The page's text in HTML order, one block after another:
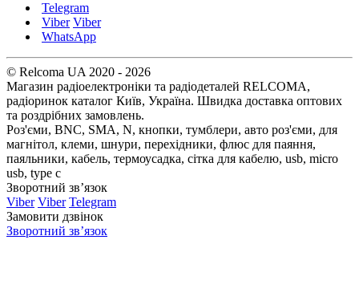
Telegram
Viber Viber
WhatsApp
© Relcoma UA 2020 - 2026
Магазин радіоелектроніки та радіодеталей RELCOMA,
радіоринок каталог Київ, Україна. Швидка доставка оптових
та роздрібних замовлень.
Роз'єми, BNC, SMA, N, кнопки, тумблери, авто роз'єми, для
магнітол, клеми, шнури, перехідники, флюс для паяння,
паяльники, кабель, термоусадка, сітка для кабелю, usb, micro
usb, type c
Зворотний зв’язок
Viber Viber Telegram
Замовити дзвінок
Зворотний зв’язок